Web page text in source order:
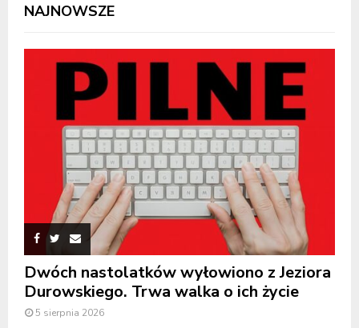
NAJNOWSZE
Dwóch nastolatków wyłowiono z Jeziora
Durowskiego. Trwa walka o ich życie
5 sierpnia 2026